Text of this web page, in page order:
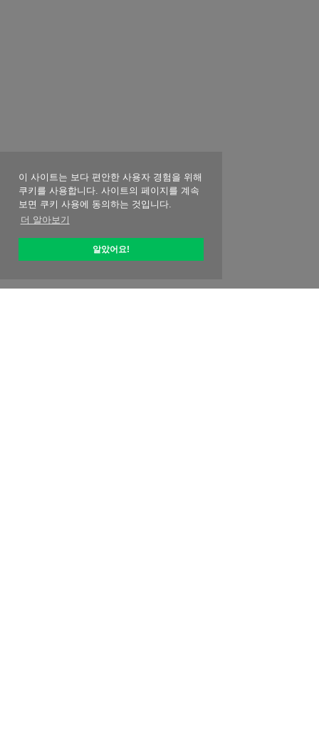
이 사이트는 보다 편안한 사용자 경험을 위해
쿠키를 사용합니다. 사이트의 페이지를 계속
보면 쿠키 사용에 동의하는 것입니다.
더 알아보기
알았어요!